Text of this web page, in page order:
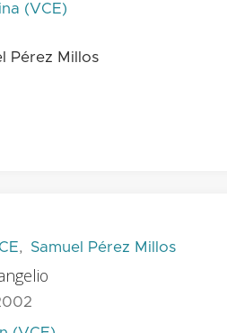
(VCE)
Pérez Millos
, Samuel Pérez Millos